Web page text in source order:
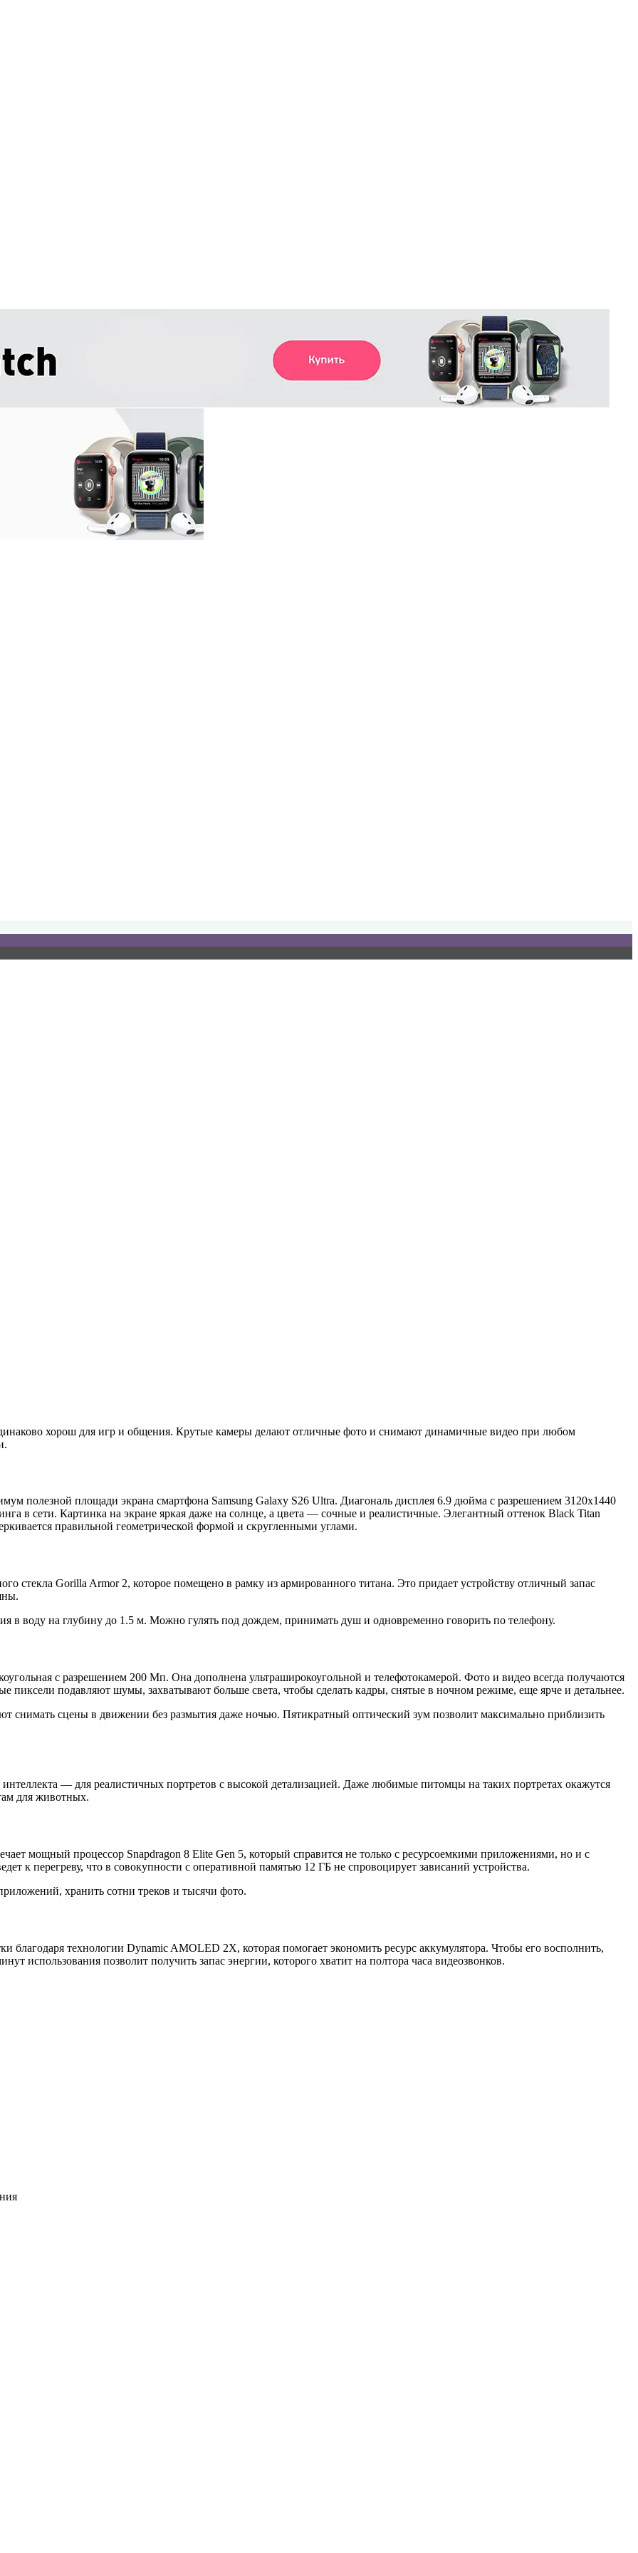
хорош для игр и общения. Крутые камеры делают отличные фото и снимают динамичные видео при любом
полезной площади экрана смартфона Samsung Galaxy S26 Ultra. Диагональ дисплея 6.9 дюйма с разрешением 3120x1440
в сети. Картинка на экране яркая даже на солнце, а цвета — сочные и реалистичные. Элегантный оттенок Black Titan
правильной геометрической формой и скругленными углами.
стекла Gorilla Armor 2, которое помещено в рамку из армированного титана. Это придает устройству отличный запас
в воду на глубину до 1.5 м. Можно гулять под дождем, принимать душ и одновременно говорить по телефону.
с разрешением 200 Мп. Она дополнена ультраширокоугольной и телефотокамерой. Фото и видео всегда получаются
подавляют шумы, захватывают больше света, чтобы сделать кадры, снятые в ночном режиме, еще ярче и детальнее.
снимать сцены в движении без размытия даже ночью. Пятикратный оптический зум позволит максимально приблизить
— для реалистичных портретов с высокой детализацией. Даже любимые питомцы на таких портретах окажутся
для животных.
мощный процессор Snapdragon 8 Elite Gen 5, который справится не только с ресурсоемкими приложениями, но и с
к перегреву, что в совокупности с оперативной памятью 12 ГБ не спровоцирует зависаний устройства.
хранить сотни треков и тысячи фото.
благодаря технологии Dynamic AMOLED 2X, которая помогает экономить ресурс аккумулятора. Чтобы его восполнить,
использования позволит получить запас энергии, которого хватит на полтора часа видеозвонков.